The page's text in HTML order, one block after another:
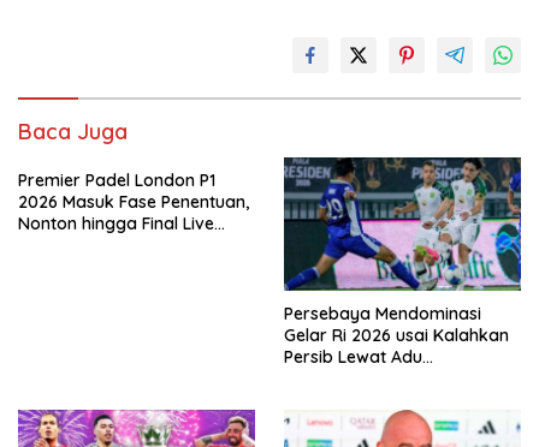
Baca Juga
Premier Padel London P1
2026 Masuk Fase Penentuan,
Nonton hingga Final Live
Persebaya Mendominasi
Gelar Ri 2026 usai Kalahkan
Persib Lewat Adu